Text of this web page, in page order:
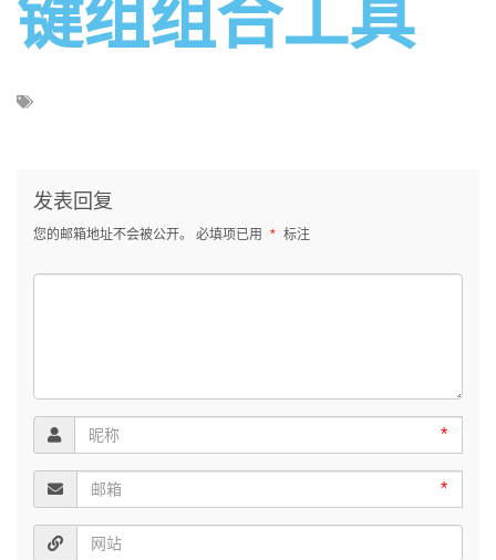
键组组合工具
发表回复
您的邮箱地址不会被公开。 必填项已用 * 标注
*
*